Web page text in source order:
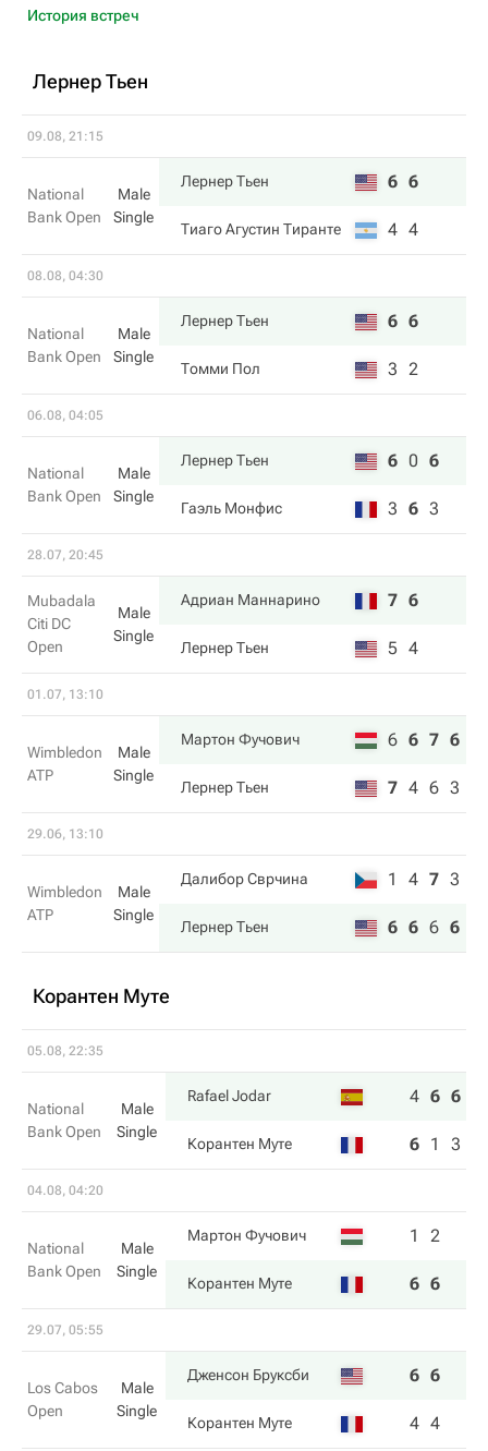
История встреч
Лернер Тьен
09.08, 21:15
National
Bank Open
Male
Single
Лернер Тьен 6 6
Тиаго Агустин Тиранте 4 4
08.08, 04:30
National
Bank Open
Male
Single
Лернер Тьен 6 6
Томми Пол 3 2
06.08, 04:05
National
Bank Open
Male
Single
Лернер Тьен 6 0 6
Гаэль Монфис 3 6 3
28.07, 20:45
Mubadala
Citi DC
Open
Male
Single
Адриан Маннарино 7 6
Лернер Тьен 5 4
01.07, 13:10
Wimbledon
ATP
Male
Single
Мартон Фучович 6 6 7 6
Лернер Тьен 7 4 6 3
29.06, 13:10
Wimbledon
ATP
Male
Single
Далибор Сврчина 1 4 7 3
Лернер Тьен 6 6 6 6
Корантен Муте
05.08, 22:35
National
Bank Open
Male
Single
Rafael Jodar 4 6 6
Корантен Муте 6 1 3
04.08, 04:20
National
Bank Open
Male
Single
Мартон Фучович 1 2
Корантен Муте 6 6
29.07, 05:55
Los Cabos
Open
Male
Single
Дженсон Бруксби 6 6
Корантен Муте 4 4